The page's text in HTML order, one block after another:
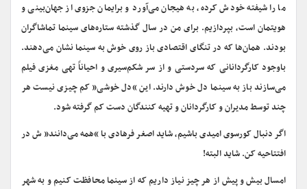
ما را شیفته خودش کرده، به هیجان می‌آورد و برایمان جزوی از جهان‌بینی و
هویتمان است، بپردازیم. برای من در سال گذشته ستاره‌های سینما تماشاگران
بودند. همان‌ها که در تنگای اقتصادی باز روی خوش به سینما نشان می‌دهند.
باوجود کارگردانانی که سردستی و از سر شکم‌سیری و احیاناً تهی مغزی فیلم
می‌سازند باز به سینما دل خوش دارند. این “دل خوشی” کم چیزی نیست هر
چند توسط مدیران و کارگردانان و تهیه کنندگان دست کم گرفته شود.
اگر دنبال کورسوی امیدی باشیم، شاید اصغر فرهادی با “همه می‌دانند” ش در
افتتاحیه کن. شاید البته!
امسال بیش و پیش از هر چیز نیاز داریم که از سینما محافظت کنیم و به شهر